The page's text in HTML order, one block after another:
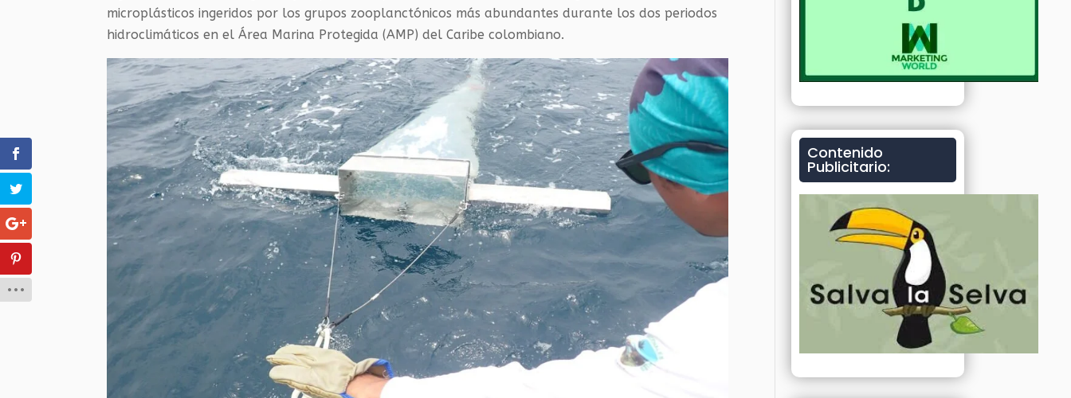
microplásticos ingeridos por los grupos zooplanctónicos más abundantes durante los dos periodos
hidroclimáticos en el Área Marina Protegida (AMP) del Caribe colombiano.
Contenido
Publicitario: